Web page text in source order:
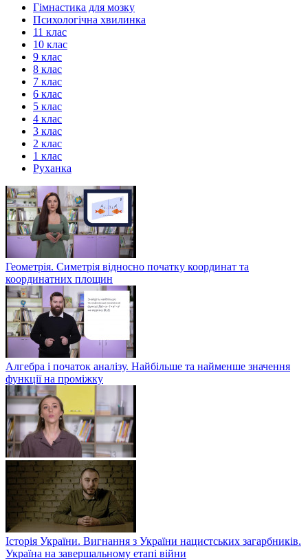
Гімнастика для мозку
Психологічна хвилинка
11 клас
10 клас
9 клас
8 клас
7 клас
6 клас
5 клас
4 клас
3 клас
2 клас
1 клас
Руханка
Геометрія. Симетрія відносно початку координат та
координатних площин
Алгебра і початок аналізу. Найбільше та найменше значення
функції на проміжку
Історія України. Вигнання з України нацистських загарбників.
Україна на завершальному етапі війни